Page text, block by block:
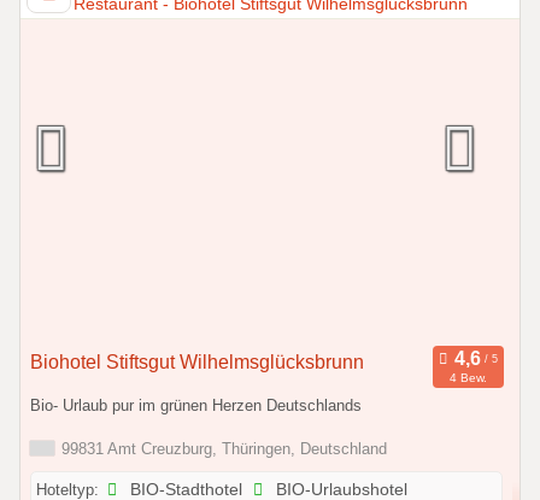
Biohotel Stiftsgut Wilhelmsglücksbrunn
4 Bew.
Bio- Urlaub pur im grünen Herzen Deutschlands
99831 Amt Creuzburg, Thüringen, Deutschland
Hoteltyp: BIO-Stadthotel
BIO-Urlaubshotel